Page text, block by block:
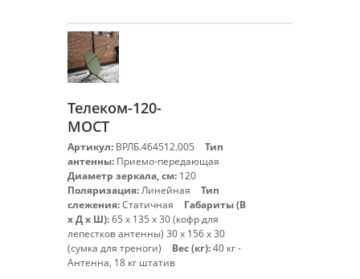
Телеком-120-
МОСТ
Артикул: ВРЛБ.464512.005
Тип
антенны: Приемо-передающая
Диаметр зеркала, см: 120
Поляризация:Линейная
Тип
слежения:Статичная
Габариты (В
х Д х Ш):65 х 135 х 30 (кофр для
лепестков антенны) 30 х 156 х 30
(сумка для треноги)
Вес (кг):40 кг -
Антенна, 18 кг штатив